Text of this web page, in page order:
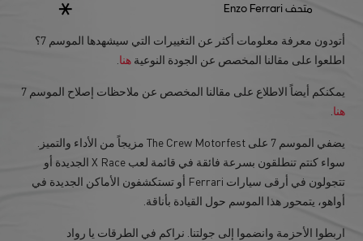
متحف Enzo Ferrari
أتودون معرفة معلومات أكثر عن التغييرات التي سيشهدها الموسم 7؟
اطلعوا على مقالنا المخصص عن الجودة النوعيةهنا
يمكنكم أيضاً الاطلاع على مقالنا المخصص عن ملاحظات إصلاح الموسم 7
هنا
يضفي الموسم 7 على The Crew Motorfest مزيجاً من الأداء والتميز.
سواء كنتم تنطلقون بسرعة فائقة في قائمة لعب X Race الجديدة أو
تتجولون في أرقى سيارات Ferrari أو تستكشفون الأماكن الجديدة في
أواهو، يتمحور هذا الموسم حول القيادة بأناقة.
اربطوا الأحزمة وانضموا إلى جولتنا. نراكم في الطرقات يا رواد